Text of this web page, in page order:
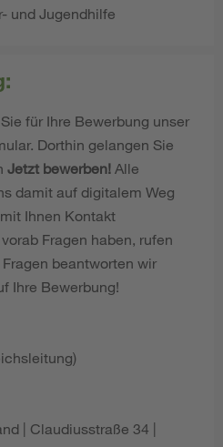
und Jugendhilfe
für Ihre Bewerbung unser
Dorthin gelangen Sie
Jetzt bewerben! Alle
damit auf digitalem Weg
Ihnen Kontakt
Fragen haben, rufen
beantworten wir
Ihre Bewerbung!
| Claudiusstraße 34 |